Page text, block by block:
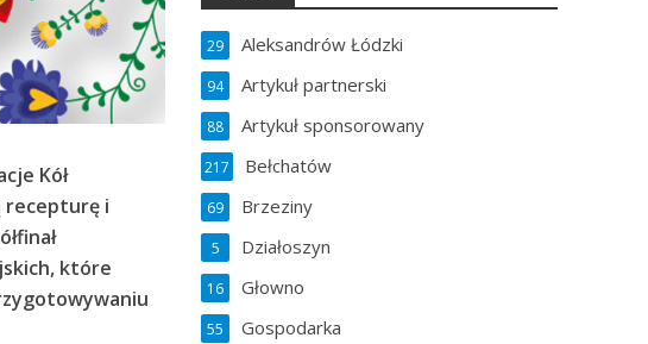
Kół
recepturę i
które
Aleksandrów Łódzki
29
Artykuł partnerski
94
Artykuł sponsorowany
88
Bełchatów
217
Brzeziny
69
Działoszyn
5
Głowno
16
Gospodarka
55